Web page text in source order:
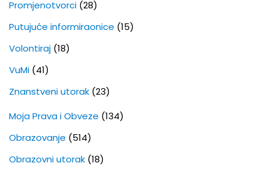
Promjenotvorci (28)
Putujuće informiraonice (15)
Volontiraj (18)
VuMi (41)
Znanstveni utorak (23)
Moja Prava i Obveze (134)
Obrazovanje (514)
Obrazovni utorak (18)